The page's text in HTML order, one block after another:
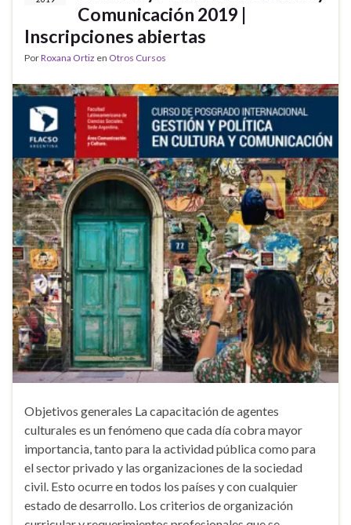
Comunicación 2019 |
Inscripciones abiertas
PorRoxana Ortiz en Otros Cursos
Objetivos generales La capacitación de agentes
culturales es un fenómeno que cada día cobra mayor
importancia, tanto para la actividad pública como para
el sector privado y las organizaciones de la sociedad
civil. Esto ocurre en todos los países y con cualquier
estado de desarrollo. Los criterios de organización